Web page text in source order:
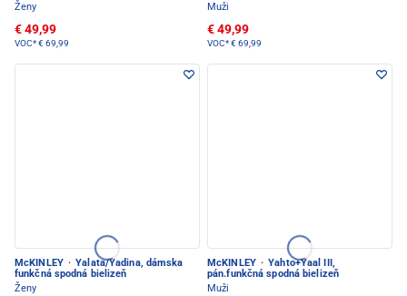
Ženy
€ 49,99
VOC*€ 69,99
Muži
€ 49,99
VOC*€ 69,99
McKINLEY · Yalata/Yadina, dámska
funkčná spodná bielizeň
Ženy
McKINLEY · Yahto+Yaal III,
pán.funkčná spodná bielizeň
Muži